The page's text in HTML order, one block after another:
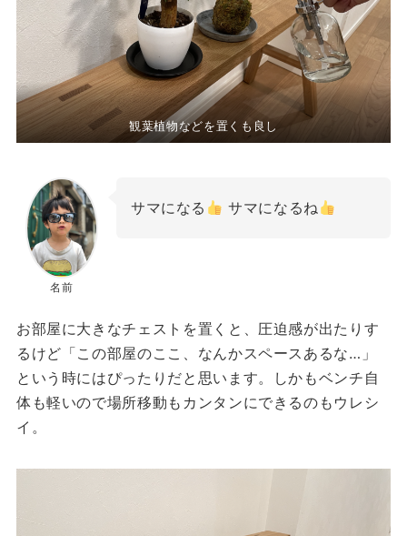
観葉植物などを置くも良し
名前
サマになる サマになるね
お部屋に大きなチェストを置くと、圧迫感が出たりす
るけど「この部屋のここ、なんかスペースあるな…」
という時にはぴったりだと思います。しかもベンチ自
体も軽いので場所移動もカンタンにできるのもウレシ
イ。